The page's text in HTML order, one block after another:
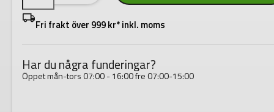
3/8"-91
F-
39E Fri frakt över 999 kr* inkl. moms
Har du några funderingar?
Öppet mån-tors 07:00 - 16:00 fre 07:00-15:00